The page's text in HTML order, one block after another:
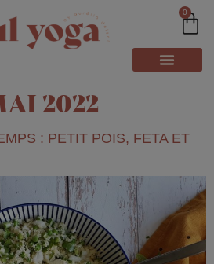
0
2022
: PETIT POIS, FETA ET